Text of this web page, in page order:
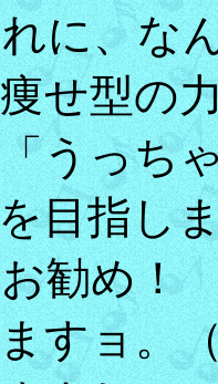
に、な
せ型の
うっち
目指し
勧め！
すョ。